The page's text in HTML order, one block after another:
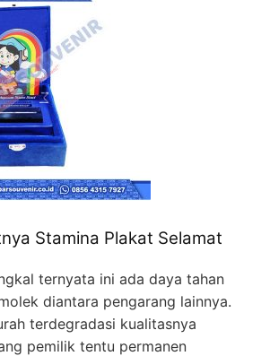
Stamina Plakat Selamat
ternyata ini ada daya tahan
diantara pengarang lainnya.
terdegradasi kualitasnya
pemilik tentu permanen